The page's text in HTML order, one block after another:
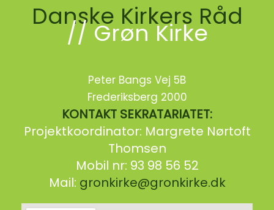
Danske Kirkers Råd
// Grøn Kirke
Peter Bangs Vej 5B
Frederiksberg 2000
KONTAKT SEKRATARIATET:
Projektkoordinator: Margrete Nørtoft
Thomsen
Mobil nr: 93 98 56 52
Mail: gronkirke@gronkirke.dk